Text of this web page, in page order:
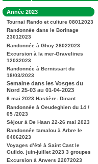
à
la
recherche
Dans
la
rubrique
:
Année 2023
Tournai Rando et culture 08012023
Randonnée dans le Borinage
23012023
Randonnée à Ghoy 28022023
Excursion à la mer-Gravelines
12032023
Randonnée à Bernissart du
18/03/2023
Semaine dans les Vosges du
Nord 25-03 au 01-04-2023
6 mai 2023 Hastière- Dinant
Randonnée à Oeudeghien du 14 /
05 /2023
Séjour à De Haan 22-26 mai 2023
Randonnée tamalou à Arbre le
04062023
Voyages d’été à Saint Cast le
Guildo. juin-juillet 2023 3 groupes
Excursion à Anvers 22072023